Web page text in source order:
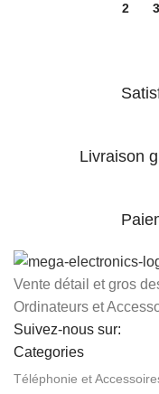
2 3
Livraison
Vente détail et gros
Ordinateurs et
Suivez-nous sur:
Categories
Téléphonie et